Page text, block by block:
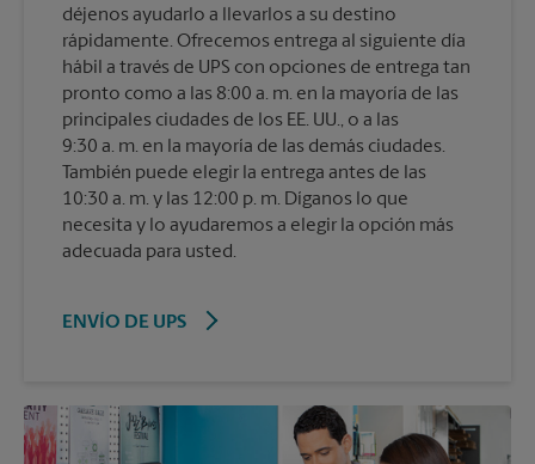
déjenos ayudarlo a llevarlos a su destino
rápidamente. Ofrecemos entrega al siguiente día
hábil a través de UPS con opciones de entrega tan
pronto como a las 8:00 a. m. en la mayoría de las
principales ciudades de los EE. UU., o a las
9:30 a. m. en la mayoría de las demás ciudades.
También puede elegir la entrega antes de las
10:30 a. m. y las 12:00 p. m. Díganos lo que
necesita y lo ayudaremos a elegir la opción más
adecuada para usted.
ENVÍO DE UPS